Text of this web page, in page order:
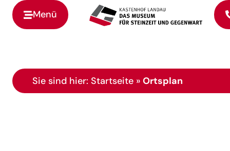
Menü
Zur Startseite
Sie sind hier: Startseite » Ortsplan